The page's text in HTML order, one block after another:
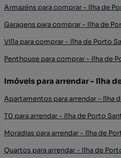
Armazéns para comprar - Ilha de
Garagens para comprar - Ilha de
Villa para comprar - Ilha de Porto
Penthouse para comprar - Ilha de
Imóveis para arrendar - Ilha
Apartamentos para arrendar - Ilha
T0 para arrendar - Ilha de Porto
Moradias para arrendar - Ilha de
Quartos para arrendar - Ilha de